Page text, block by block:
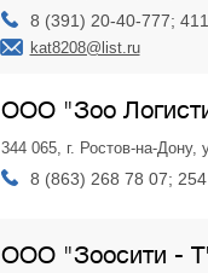
8 (391) 20-40-777;
kat8208@list.ru
ООО "Зоо
344 065, г. Ростов-на-Дону,
8 (863) 268 78 07;
ООО "Зоосити -